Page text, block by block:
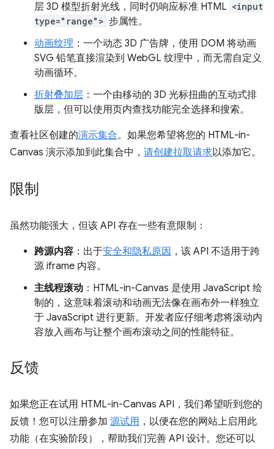
层 3D 模型折射光线，同时仍响应标准 HTML <input
type="range"> 步属性。
动画纹理 ：一个动态 3D 广告牌，使用 DOM 将动画
SVG 铅笔直接渲染到 WebGL 纹理中，而无需自定义
动画循环。
折射叠加层 ：一个由移动的 3D 光标扭曲的互动式排
版层，但可以使用页内查找功能完全选择和搜索。
查看社区创建的演示集合。如果您希望将您的 HTML-in-
Canvas 演示添加到此集合中， 请创建拉取请求以添加它。
限制
虽然功能强大，但该 API 存在一些有意限制：
跨源内容 ：出于安全和隐私原因 ，该 API 不适用于跨
源 iframe 内容。
主线程滚动 ：HTML-in-Canvas 是使用 JavaScript 绘
制的，这意味着滚动和动画无法像在画布外一样独立
于 JavaScript 进行更新。开发者应仔细考虑将滚动内
容放入画布与让整个画布滚动之间的性能特征。
反馈
如果您正在试用 HTML-in-Canvas API，我们希望听到您的
反馈！您可以注册参加 源试用 ，以便在您的网站上启用此
功能（在实验阶段），帮助我们完善 API 设计。您还可以